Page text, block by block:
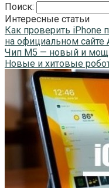
Поиск:
Интересные статьи
Как проверить iPhone
на официальном сайте
Чип M5 — новый и
Новые и хитовые